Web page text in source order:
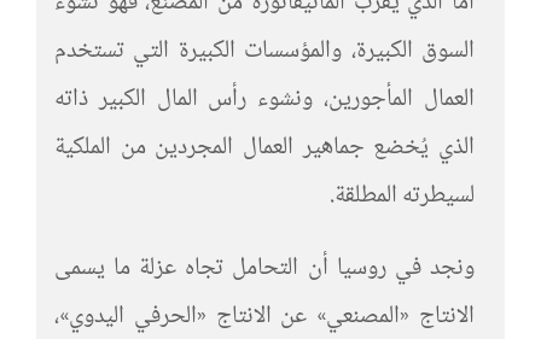
السوق الكبيرة، والمؤسسات الكبيرة التي تستخدم
العمال المأجورين، ونشوء رأس المال الكبير ذاته
الذي يُخضع جماهير العمال المجردين من الملكية
لسيطرته المطلقة.
ونجد في روسيا أن التحامل تجاه عزلة ما يسمى
الانتاج «المصنعي» عن الانتاج «الحرفي اليدوي»،